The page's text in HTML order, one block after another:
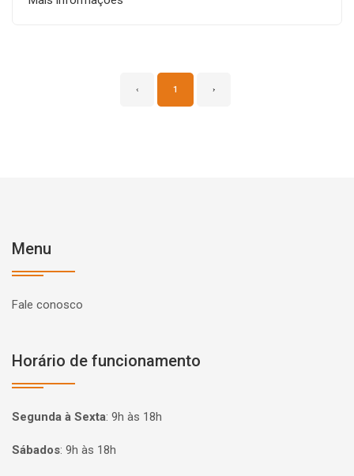
‹ 1 ›
Menu
Fale conosco
Horário de funcionamento
Segunda à Sexta: 9h às 18h
Sábados: 9h às 18h